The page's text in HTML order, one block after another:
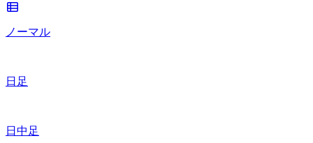
ノーマル
日足
日中足